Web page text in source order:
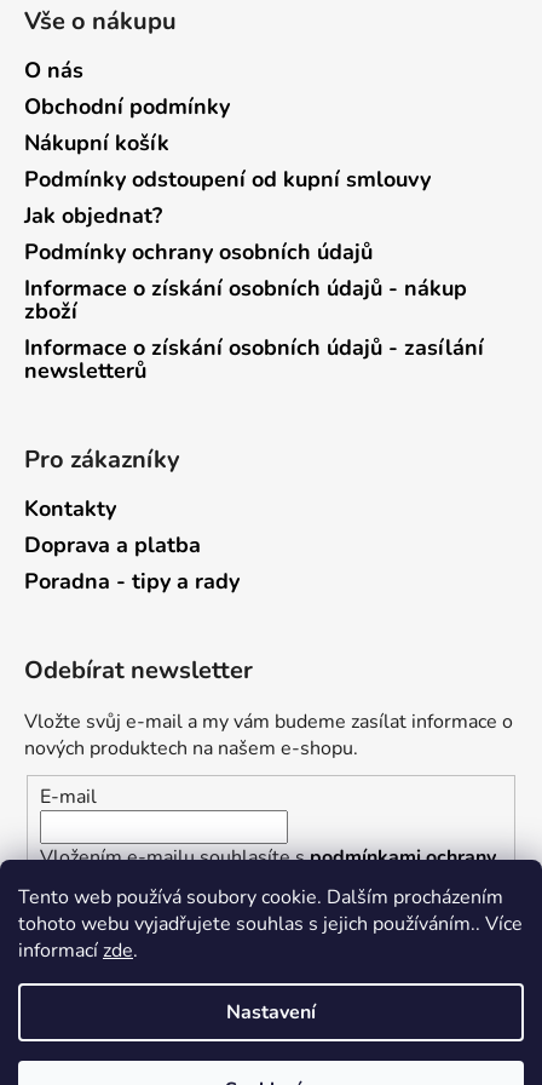
Tento web používá soubory cookie. Dalším procházením
tohoto webu vyjadřujete souhlas s jejich používáním.. Více
informacízde.
Nastavení
Vše o nákupu
O nás
Obchodní podmínky
Nákupní košík
Podmínky odstoupení od kupní smlouvy
Jak objednat?
Podmínky ochrany osobních údajů
Informace o získání osobních údajů - nákup
zboží
Informace o získání osobních údajů - zasílání
newsletterů
Pro zákazníky
Kontakty
Doprava a platba
Poradna - tipy a rady
Odebírat newsletter
Vložte svůj e-mail a my vám budeme zasílat informace o
nových produktech na našem e-shopu.
E-mail
Vložením e-mailu souhlasíte spodmínkami ochrany
osobních údajů
PŘIHLÁSIT SE
Vytvořil Shoptet